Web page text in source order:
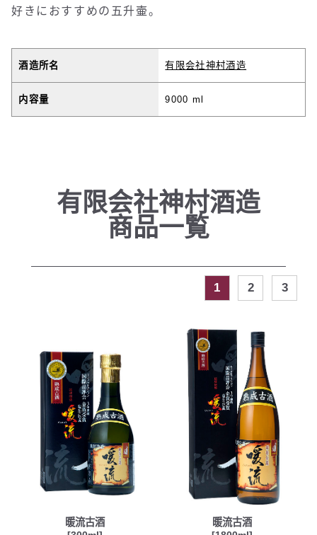
好きにおすすめの五升壷。
酒造所名 有限会社神村酒造
内容量 9000 ml
有限会社神村酒造
商品一覧
1 2 3
暖流古酒
暖流古酒